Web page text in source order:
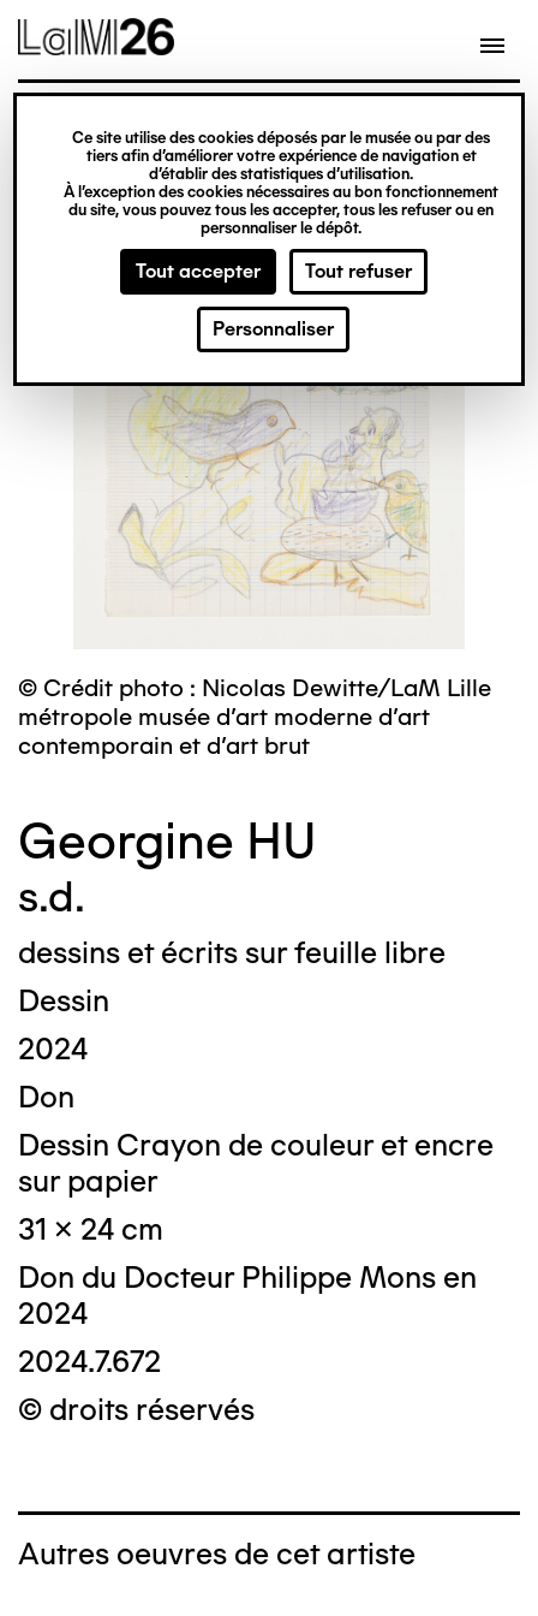
Gestion des cookies
Ce site utilise des cookies déposés par le musée ou par des
tiers afin d’améliorer votre expérience de navigation et
d’établir des statistiques d’utilisation.
À l’exception des cookies nécessaires au bon fonctionnement
du site, vous pouvez tous les accepter, tous les refuser ou en
personnaliser le dépôt.
Tout accepter Tout refuser
Personnaliser
contenu
© Crédit photo : Nicolas Dewitte/LaM Lille
métropole musée d’art moderne d’art
contemporain et d’art brut
Georgine HU
s.d.
dessins et écrits sur feuille libre
Dessin
2024
Don
Dessin Crayon de couleur et encre
sur papier
31 x 24 cm
Don du Docteur Philippe Mons en
2024
2024.7.672
© droits réservés
Autres oeuvres de cet artiste